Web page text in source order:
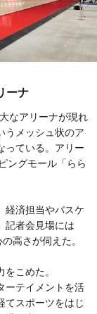
ーナ
なアリーナが現れ
うメッシュ状のア
っている。アリー
ングモール「らら
経済担当やバスケ
記者会見場には
高さが伺えた。
こめた。
ーテイメントを活
てスポーツをはじ